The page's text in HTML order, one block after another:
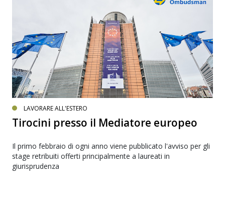
LAVORARE ALL'ESTERO
Tirocini presso il Mediatore europeo
Il primo febbraio di ogni anno viene pubblicato l'avviso per gli
stage retribuiti offerti principalmente a laureati in
giurisprudenza